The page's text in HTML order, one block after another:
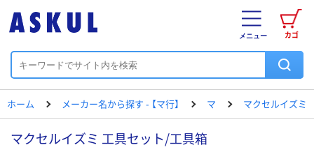
カゴ
メニュー
ホーム メーカー名から探す - 【マ行】 マ マクセルイズミ
マクセルイズミ 工具セット/工具箱